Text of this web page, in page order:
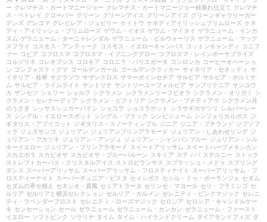
ー クレマチス・カートマニージョー クレマチス・カートマニージョー枝垂れ仕立て クレマチ
ス・ペトレイ
クローバー グリーン グリーンアイス グリーンアイズ グリーンギャラリーガー
デンズ グレコマ グレビレア・ジュビリー ケイトウ ケネディアイリッシュプリムローズ ケネ
ディ・アイリッシュ・プリムローズ ゲウム・イオス ゲウム・マイタイ ゲラニューム・インカ
ヌム ゲラニューム・ターニャレンダル ゲラニューム・ビルウォーリス ゲラニューム・マック
スフライ
コスモス・アンティーク コスモス・イエローキャンパス コットンキャンディ
コニフ
ァー
コピア コプロスマ コプロスマ・イブニンググロー
コプロスマ・レインボーサプライズ
コルジリネ
コレオプシス コロキア コロニラ・バリエガータ コンロンカ
コーヒーオベーショ
ン ゴンフォスティグマ ゴールデンガール ゴールデンクラッカー サイネリア・セネッティ サ
イネリア・桂華 サクラソウ サザンクロス サマーポインセチア サルビア サルビア・ホルミナ
ム サルビア・ライムライト サントリナ サントリーユーフォルビア サンブリテニア サンユウ
カ ザンセツ シェリー シェルフ シクラメン シクラメンリーフビオラ シクラメン・オリガミ
シ
クラメン・セレナーディア シクラメン・ビクトリア シクラメン・プチティアラ
シクラメン月
のうさぎ シッサスシュガーバイン ショコラ ショコラポット シラサギカヤツリ
シルバーレー
ス
シングル・イエロースポット シングル・ブラック シンビジューム シンフォリカルポス
ジ
ギタリス・アプリコット
ジギタリス・スノーティンプル ジニア ジニア・プチランド ジプソフ
ィラ
ジュズサンゴ ジュリアン ジュリアンプリンアラモード ジュリアン・しあわせリング ジ
ュリアン・アカツキ ジュリアン・アンジュ ジュリアン・シャンパンブルー ジュリアン・シル
キーイエロー ジュリアン・プリンアラモード スイートアリッサム
スイートハーブメキシカン
スカエボラ
スカビオサ スカビオサ・ブルーバルーン スキミア スティパ ステルニー
ストック
ストレプトカーパス・クリスタルアイス
ストロビランサス スプラッシュ・メドゥ
スプリング
ダンス
スーパーアリッサム スーパーアリッサム・フロスティナイト
スーパーアリッサム・フ
ロスティーナイト
スーパーチュニア・ビスタ セイシボク セシル・ドゥ・ボーランジェ
セダム
セダムの寄せ植え
セネシオ・貴鳳 セミアトラータ セリンセ・マヨール セリ・フラミンゴ セ
ルリア セルリアと横浜セレクション セルリア・カルメン セレニティ・ピンクマジック
セレニ
ティ・ラベンダーフロスト
セレニティ・ローズマジック セロシア セロシア・キャンドルケー
キ センセーション セール ゼラニューム ゼラニューム・カンカン ゼラニューム・ファースト
イエロー ソフトピンク ソラリナ タイム タイム・ハイランドクリーム ダイアモンドフィズ ダ